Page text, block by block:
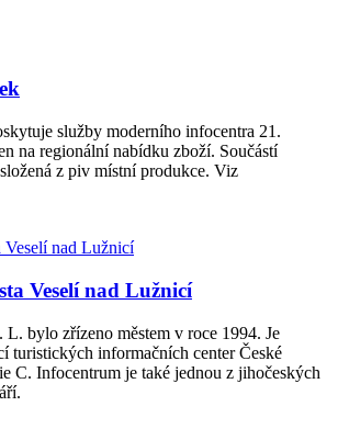
služby moderního infocentra 21.
na regionální nabídku zboží. Součástí
z piv místní produkce. Viz
Veselí nad Lužnicí
L. bylo zřízeno městem v roce 1994. Je
turistických informačních center České
C. Infocentrum je také jednou z jihočeských